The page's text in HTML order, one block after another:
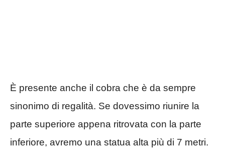
È presente anche il cobra che è da sempre
sinonimo di regalità. Se dovessimo riunire la
parte superiore appena ritrovata con la parte
inferiore, avremo una statua alta più di 7 metri.